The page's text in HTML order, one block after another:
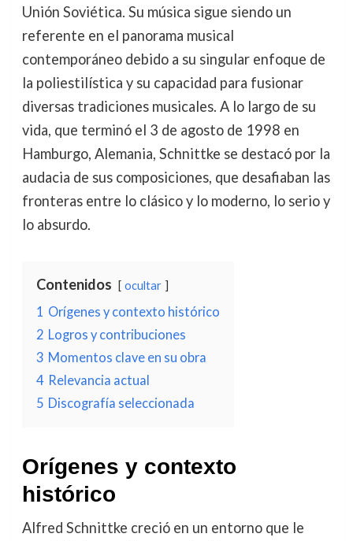
Unión Soviética. Su música sigue siendo un
referente en el panorama musical
contemporáneo debido a su singular enfoque de
la poliestilística y su capacidad para fusionar
diversas tradiciones musicales. A lo largo de su
vida, que terminó el 3 de agosto de 1998 en
Hamburgo, Alemania, Schnittke se destacó por la
audacia de sus composiciones, que desafiaban las
fronteras entre lo clásico y lo moderno, lo serio y
lo absurdo.
Contenidos ocultar
1 Orígenes y contexto histórico
2 Logros y contribuciones
3 Momentos clave en su obra
4 Relevancia actual
5 Discografía seleccionada
Orígenes y contexto
histórico
Alfred Schnittke creció en un entorno que le